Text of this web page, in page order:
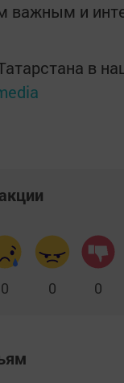
важным и
в
0 0 0